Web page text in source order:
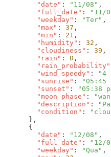
        "date"
: "11/08"
        "full_date"
: "11/
        "weekday"
: "Ter"
        "max"
: 37
        "min"
: 21
        "humidity"
: 32
        "cloudiness"
: 39
        "rain"
: 0
        "rain_probability"
        "wind_speedy"
: "4
        "sunrise"
: "05:45
        "sunset"
: "05:38
        "moon_phase"
:
        "description"
:
        "condition"
:
        "date"
: "12/08"
        "full_date"
: "12/
        "weekday"
: "Qua"